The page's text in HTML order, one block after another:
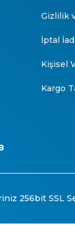
Gizlilik
İptal
Kişisel
Kargo
256bit SSL